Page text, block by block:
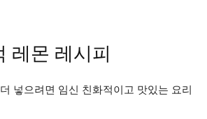
레몬 레시피
넣으려면 임신 친화적이고 맛있는 요리